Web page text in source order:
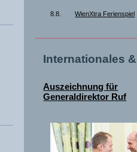
8.8. WienXtra Ferienspiel
Internationales
Auszeichnung für
Generaldirektor Ruf